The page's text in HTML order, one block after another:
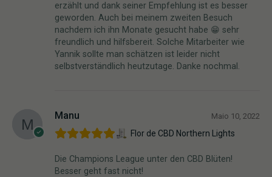
erzählt und dank seiner Empfehlung ist es besser
geworden. Auch bei meinem zweiten Besuch
nachdem ich ihn Monate gesucht habe 😁 sehr
freundlich und hilfsbereit. Solche Mitarbeiter wie
Yannik sollte man schätzen ist leider nicht
selbstverständlich heutzutage. Danke nochmal.
Manu Maio 10, 2022
Flor de CBD Northern Lights
Die Champions League unter den CBD Blüten!
Besser geht fast nicht!